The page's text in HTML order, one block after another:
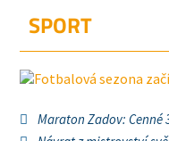
SPORT
Maraton Zadov: